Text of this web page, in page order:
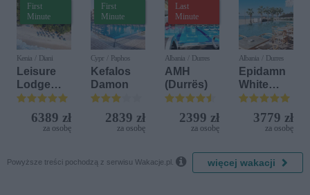
First
Minute
Kenia / Diani
Leisure
Lodge
Beach &
Golf
Resort by
Diamonds
6389 zł
za osobę
First
Minute
Cypr / Paphos
Kefalos
Damon
2839 zł
za osobę
Last
Minute
Albania / Durres
AMH
(Durrës)
2399 zł
za osobę
Albania / Durres
Epidamn
White
Sensation
3779 zł
za osobę
Powyższe treści pochodzą z serwisu Wakacje.pl.  więcej wakacji